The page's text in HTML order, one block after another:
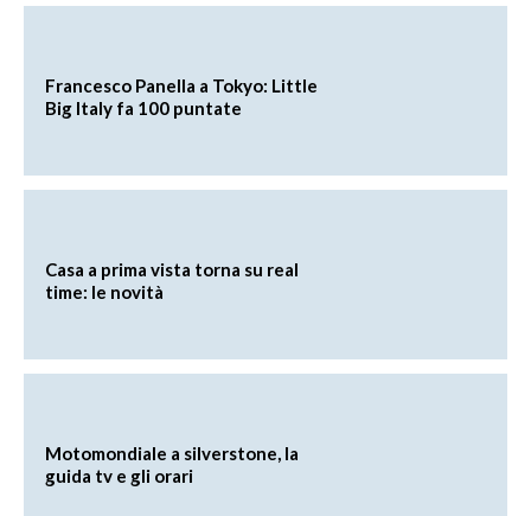
Francesco Panella a Tokyo: Little
Big Italy fa 100 puntate
Casa a prima vista torna su real
time: le novità
Motomondiale a silverstone, la
guida tv e gli orari